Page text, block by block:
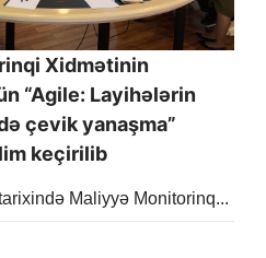
Xidmətinin
“Agile: Layihələrin
çevik yanaşma”
keçirilib
Maliyyə Monitorinq...